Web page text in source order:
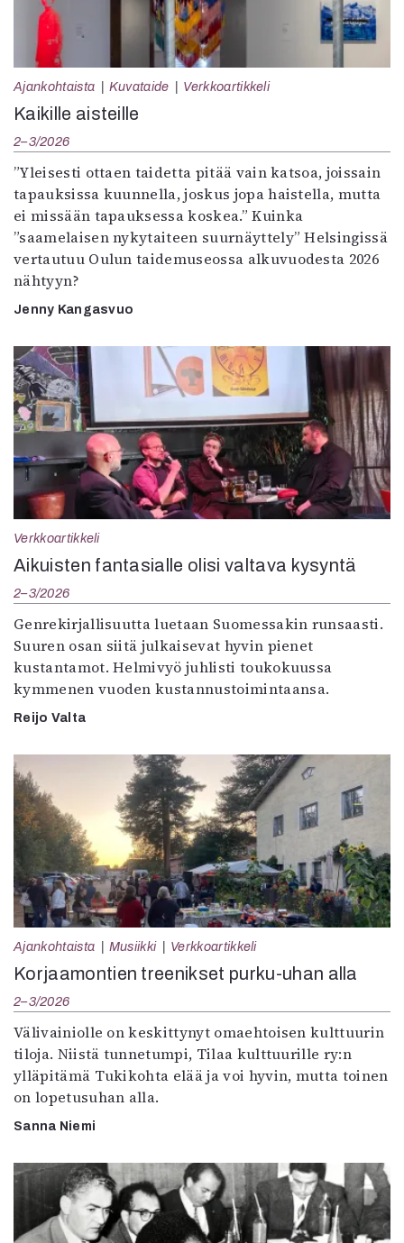
Ajankohtaista Kuvataide Verkkoartikkeli
Kaikille aisteille
2–3/2026
”Yleisesti ottaen taidetta pitää vain katsoa, joissain
tapauksissa kuunnella, joskus jopa haistella, mutta
ei missään tapauksessa koskea.” Kuinka
”saamelaisen nykytaiteen suurnäyttely” Helsingissä
vertautuu Oulun taidemuseossa alkuvuodesta 2026
nähtyyn?
Jenny Kangasvuo
Verkkoartikkeli
Aikuisten fantasialle olisi valtava kysyntä
2–3/2026
Genrekirjallisuutta luetaan Suomessakin runsaasti.
Suuren osan siitä julkaisevat hyvin pienet
kustantamot. Helmivyö juhlisti toukokuussa
kymmenen vuoden kustannustoimintaansa.
Reijo Valta
Ajankohtaista Musiikki Verkkoartikkeli
Korjaamontien treenikset purku-uhan alla
2–3/2026
Välivainiolle on keskittynyt omaehtoisen kulttuurin
tiloja. Niistä tunnetumpi, Tilaa kulttuurille ry:n
ylläpitämä Tukikohta elää ja voi hyvin, mutta toinen
on lopetusuhan alla.
Sanna Niemi